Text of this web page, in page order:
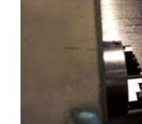
Construye tu